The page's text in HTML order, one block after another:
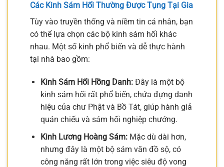
Các Kinh Sám Hối Thường Được Tụng Tại Gia
Tùy vào truyền thống và niềm tin cá nhân, bạn
có thể lựa chọn các bộ kinh sám hối khác
nhau. Một số kinh phổ biến và dễ thực hành
tại nhà bao gồm:
Kinh Sám Hối Hồng Danh:Đây là một bộ
kinh sám hối rất phổ biến, chứa đựng danh
hiệu của chư Phật và Bồ Tát, giúp hành giả
quán chiếu và sám hối nghiệp chướng.
Kinh Lương Hoàng Sám:Mặc dù dài hơn,
nhưng đây là một bộ sám văn đồ sộ, có
công năng rất lớn trong việc siêu độ vong